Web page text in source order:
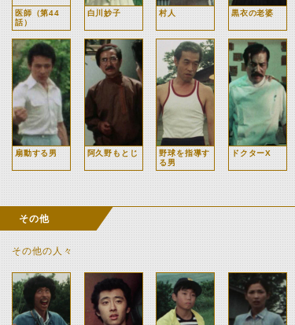
医師（第44
話）
白川妙子 村人 黒衣の老婆
扇動する男 阿久野もとじ
野球を指導す
る男
ドクターX
その他
その他の人々